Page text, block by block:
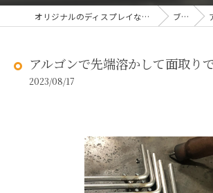
オリジナルのディスプレイなら有限会社赤塚製作所 ブログ
アルゴンで先端溶かして面取りで
2023/08/17